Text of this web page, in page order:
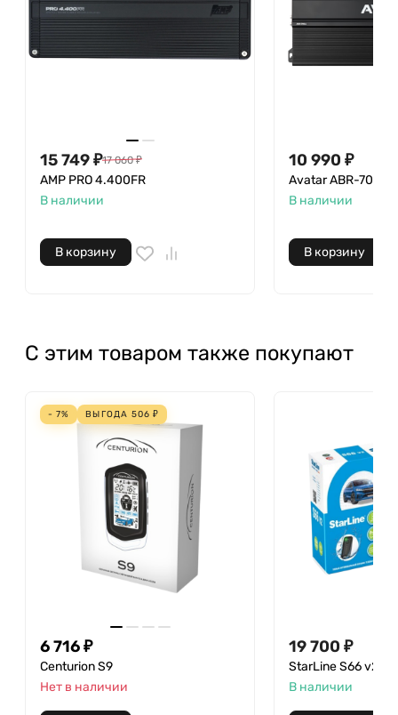
15 749₽17 060 ₽
AMP PRO 4.400FR
В наличии
В корзину
10 990 ₽
Avatar ABR-700.4
В наличии
В корзину
С этим товаром также покупают
- 7% ВЫГОДА 506 ₽
6 716₽
Centurion S9
Нет в наличии
19 700 ₽
StarLine S66 v2
В наличии